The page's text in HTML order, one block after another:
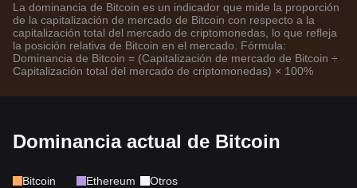
La dominancia de Bitcoin es un indicador que mide la proporción
de la capitalización de mercado de Bitcoin con respecto a la
capitalización total del mercado de criptomonedas, lo que refleja
la posición relativa de Bitcoin en el mercado. Fórmula:
Dominancia de Bitcoin = (Capitalización de mercado de Bitcoin ÷
Capitalización total del mercado de criptomonedas) × 100%
Dominancia actual de Bitcoin
Bitcoin Ethereum Otros